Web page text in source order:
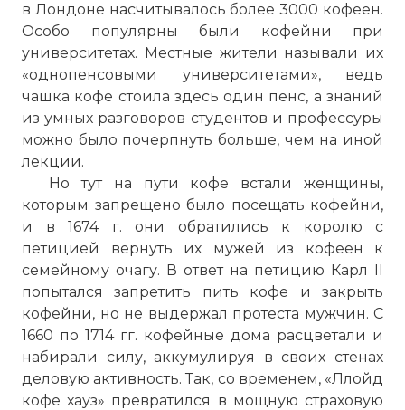
в Лондоне насчитывалось более 3000 кофеен.
Особо популярны были кофейни при
университетах. Местные жители называли их
«однопенсовыми университетами», ведь
чашка кофе стоила здесь один пенс, а знаний
из умных разговоров студентов и профессуры
можно было почерпнуть больше, чем на иной
лекции.
Но тут на пути кофе встали женщины,
которым запрещено было посещать кофейни,
и в 1674 г. они обратились к королю с
петицией вернуть их мужей из кофеен к
семейному очагу. В ответ на петицию Карл II
попытался запретить пить кофе и закрыть
кофейни, но не выдержал протеста мужчин. С
1660 по 1714 гг. кофейные дома расцветали и
набирали силу, аккумулируя в своих стенах
деловую активность. Так, со временем, «Ллойд
кофе хауз» превратился в мощную страховую